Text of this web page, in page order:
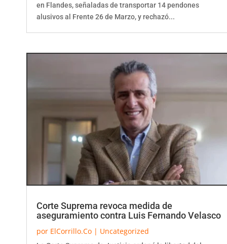
en Flandes, señaladas de transportar 14 pendones
alusivos al Frente 26 de Marzo, y rechazó...
Corte Suprema revoca medida de
aseguramiento contra Luis Fernando Velasco
por ElCorrillo.Co | Uncategorized